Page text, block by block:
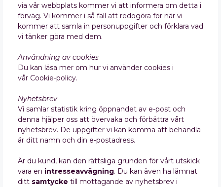
via vår webbplats kommer vi att informera om detta i
förväg. Vi kommer i så fall att redogöra för när vi
kommer att samla in personuppgifter och förklara vad
vi tänker göra med dem.
Användning av cookies
Du kan läsa mer om hur vi använder cookies i
vår Cookie-policy.
Nyhetsbrev
Vi samlar statistik kring öppnandet av e-post och
denna hjälper oss att övervaka och förbättra vårt
nyhetsbrev. De uppgifter vi kan komma att behandla
är ditt namn och din e-postadress.
Är du kund, kan den rättsliga grunden för vårt utskick
vara en intresseavvägning. Du kan även ha lämnat
ditt samtycke till mottagande av nyhetsbrev i